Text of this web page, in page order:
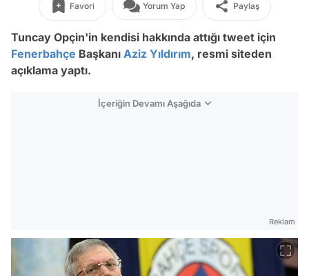
Favori Yorum Yap Paylaş
Tuncay Opçin'in kendisi hakkında attığı tweet için
Fenerbahçe Başkanı Aziz Yıldırım, resmi siteden
açıklama yaptı.
İçeriğin Devamı Aşağıda
Reklam